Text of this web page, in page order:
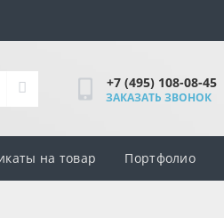
+7 (495) 108-08-45
ЗАКАЗАТЬ ЗВОНОК
на товар Портфолио